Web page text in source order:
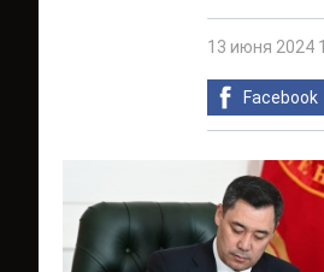
13 июня 2024
Facebook